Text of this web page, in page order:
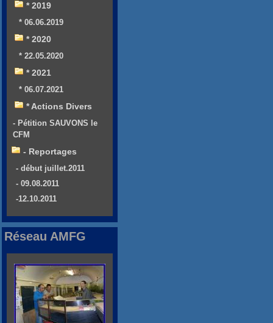
* 2019
* 06.06.2019
* 2020
* 22.05.2020
* 2021
* 06.07.2021
* Actions Divers
- Pétition SAUVONS le
CFM
- Reportages
- début juillet.2011
- 09.08.2011
-12.10.2011
Réseau AMFG